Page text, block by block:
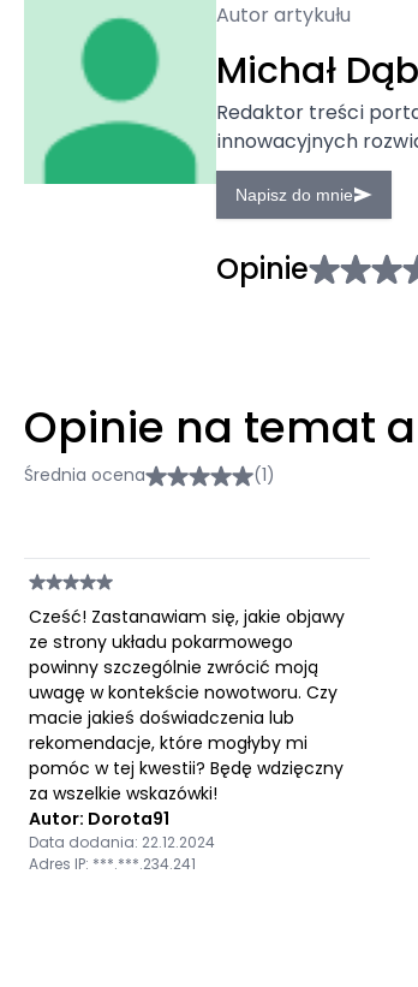
Autor artykułu
Michał
Redaktor treści
innowacyjnych
Napisz do mnie
Opinie
Opinie na temat
Średnia ocena (1)
Cześć! Zastanawiam się, jakie objawy
ze strony układu pokarmowego
powinny szczególnie zwrócić moją
uwagę w kontekście nowotworu. Czy
macie jakieś doświadczenia lub
rekomendacje, które mogłyby mi
pomóc w tej kwestii? Będę wdzięczny
za wszelkie wskazówki!
Autor: Dorota91
Data dodania: 22.12.2024
Adres IP: ***.***.234.241